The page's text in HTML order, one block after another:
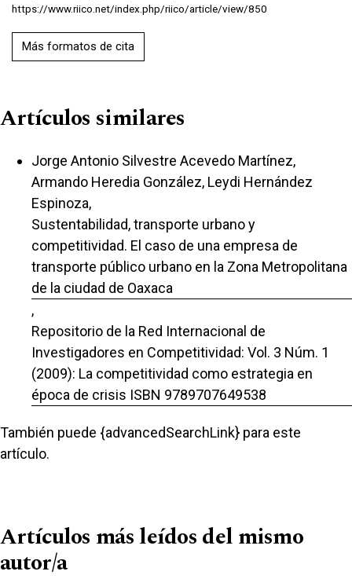
https://www.riico.net/index.php/riico/article/view/850
Más formatos de cita
Artículos similares
Jorge Antonio Silvestre Acevedo Martínez,
Armando Heredia González, Leydi Hernández
Espinoza,
Sustentabilidad, transporte urbano y
competitividad. El caso de una empresa de
transporte público urbano en la Zona Metropolitana
de la ciudad de Oaxaca
,
Repositorio de la Red Internacional de
Investigadores en Competitividad: Vol. 3 Núm. 1
(2009): La competitividad como estrategia en
época de crisis ISBN 9789707649538
También puede {advancedSearchLink} para este
artículo.
Artículos más leídos del mismo
autor/a